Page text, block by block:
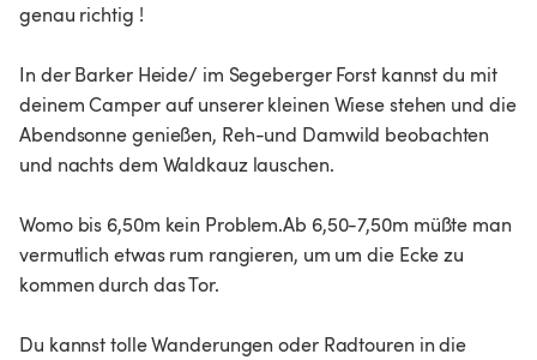
genau richtig !
In der Barker Heide/ im Segeberger Forst kannst du mit
deinem Camper auf unserer kleinen Wiese stehen und die
Abendsonne genießen, Reh-und Damwild beobachten
und nachts dem Waldkauz lauschen.
Womo bis 6,50m kein Problem.Ab 6,50-7,50m müßte man
vermutlich etwas rum rangieren, um um die Ecke zu
kommen durch das Tor.
Du kannst tolle Wanderungen oder Radtouren in die